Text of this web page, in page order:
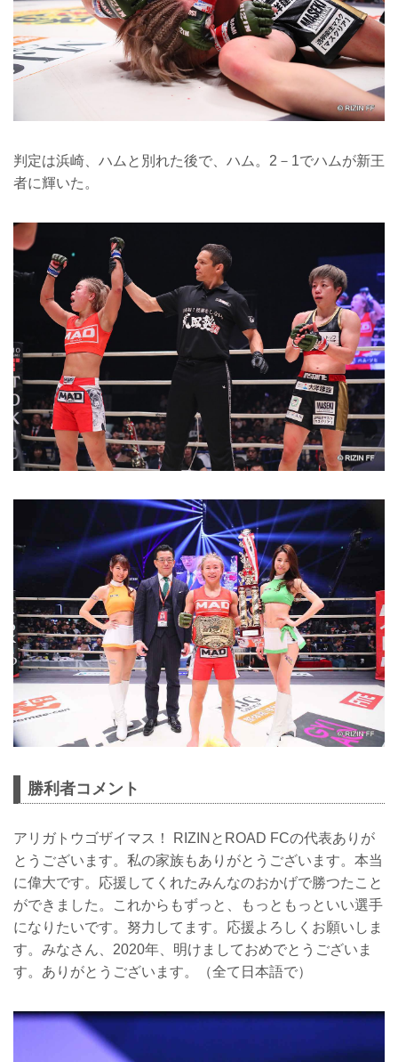
判定は浜崎、ハムと別れた後で、ハム。2－1でハムが新王
者に輝いた。
勝利者コメント
アリガトウゴザイマス！ RIZINとROAD FCの代表ありが
とうございます。私の家族もありがとうございます。本当
に偉大です。応援してくれたみんなのおかげで勝つたこと
ができました。これからもずっと、もっともっといい選手
になりたいです。努力してます。応援よろしくお願いしま
す。みなさん、2020年、明けましておめでとうございま
す。ありがとうございます。（全て日本語で）